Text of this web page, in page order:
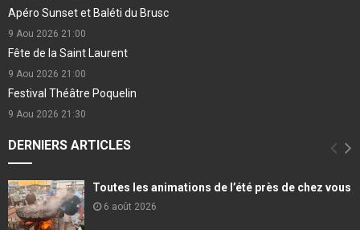
Apéro Sunset et Baléti du Brusc
9 Aou 2026 21:00
Fête de la Saint Laurent
9 Aou 2026 21:00
Festival Théâtre Poquelin
9 Aou 2026 21:30
DERNIERS ARTICLES
Toutes les animations de l’été près de chez vous
6 août 2026